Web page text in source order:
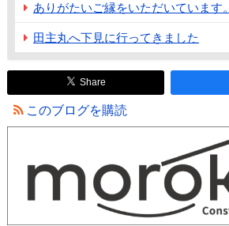
ありがたいご縁をいただいています。
田主丸へ下見に行ってきました
Share
このブログを購読